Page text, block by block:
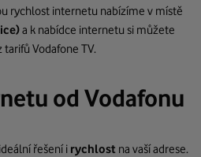
rychlost internetu nabízíme v místě
a k nabídce internetu si můžete
Vodafone TV.
od Vodafonu
řešení i rychlost na vaší adrese.